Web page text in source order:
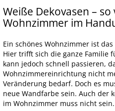
Weiße Dekovasen –
Wohnzimmer im
Ein schönes Wohnzimmer ist
Hier trifft sich die ganze Familie
kann jedoch schnell passieren,
Wohnzimmereinrichtung nicht
Veränderung bedarf. Doch es
neue Wandfarbe sein. Auch der
im Wohnzimmer muss nicht sein.